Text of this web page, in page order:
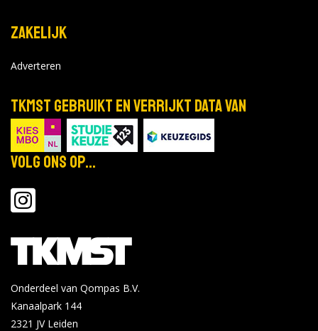
Zakelijk
Adverteren
TKMST gebruikt en verrijkt data van
Volg ons op...
Onderdeel van Qompas B.V.
Kanaalpark 144
2321 JV Leiden